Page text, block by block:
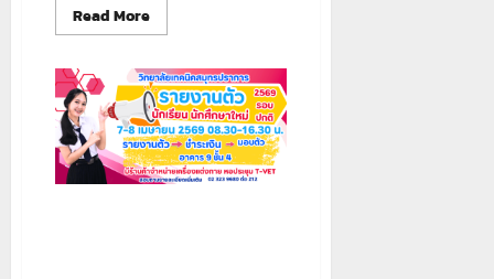
Read MoreRead
more
อบรม
เครน
บน
เรือ
ขนส่ง
สินค้า”
รุ่
นที่